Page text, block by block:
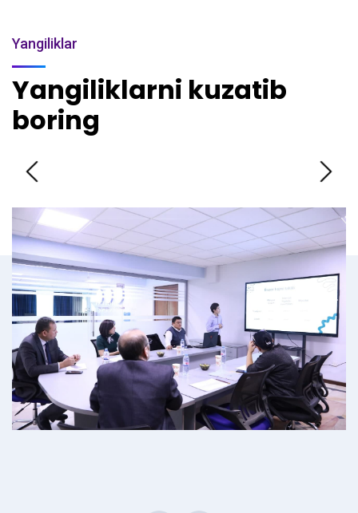
Yangiliklar
Yangiliklarni kuzatib
boring